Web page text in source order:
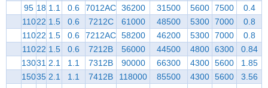
95 18 1.1 0.6 7012AC 36200 31500 5600 7500
0.4
11022 1.5 0.6 7212C 61000 48500 5300 7000
0.8
11022 1.5 0.6 7212AC 58200 46200 5300 7000
0.8
11022 1.5 0.6 7212B 56000 44500 4800 6300
0.84
13031 2.1 1.1 7312B 90000 66300 4300 5600
1.85
15035 2.1 1.1 7412B 118000 85500 4300 5600 3.56